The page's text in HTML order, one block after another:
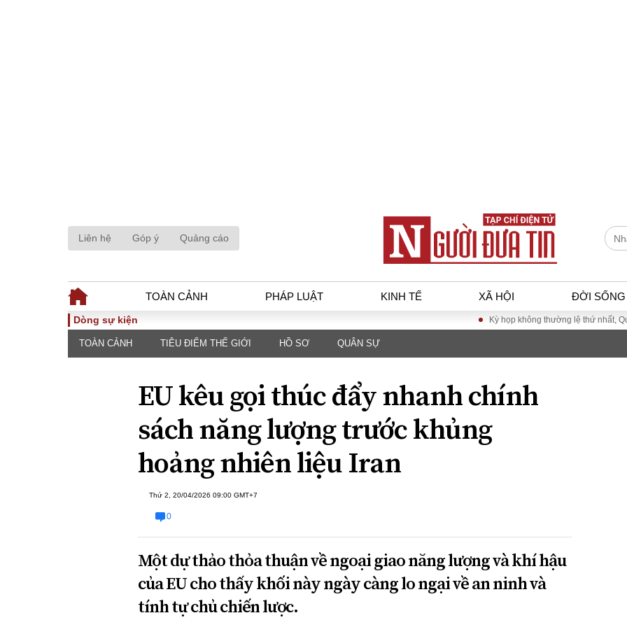
Liên hệ Góp ý Quảng cáo
TOÀN CẢNH PHÁP LUẬT KINH TẾ XÃ HỘI ĐỜI SỐNG
TOÀN CẢNH
Chính sách
Đối thoại
Thế giới
PHÁP LUẬT
luật
Góc nhìn luật gia
Hồ sơ điều tra
Tiếng nói công dân
An ninh - Hình sự
Tài chính - Ngân
hàng
Kinh tế vĩ mô
Hồ sơ doanh
ĐA CHIỀU
Quan điểm
INFOCUS
Dòng sự kiện Kỳ họp không thường lệ thứ nhất, Quốc hội
TOÀN CẢNH TIÊU ĐIỂM THẾ GIỚI HỒ SƠ QUÂN SỰ
EU kêu gọi thúc đẩy nhanh chính
sách năng lượng trước khủng
hoảng nhiên liệu Iran
Thứ 2, 20/04/2026 09:00 GMT+7
0
Một dự thảo thỏa thuận về ngoại giao năng lượng và khí hậu
của EU cho thấy khối này ngày càng lo ngại về an ninh và
tính tự chủ chiến lược.